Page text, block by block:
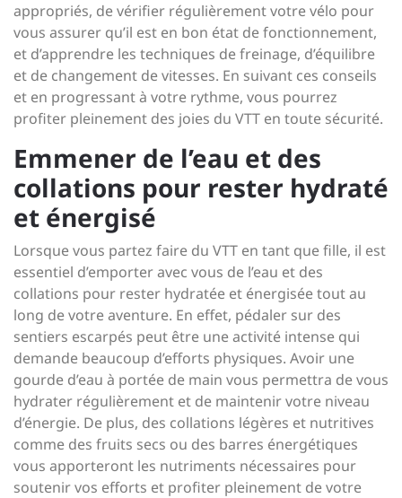
appropriés, de vérifier régulièrement votre vélo pour
vous assurer qu’il est en bon état de fonctionnement,
et d’apprendre les techniques de freinage, d’équilibre
et de changement de vitesses. En suivant ces conseils
et en progressant à votre rythme, vous pourrez
profiter pleinement des joies du VTT en toute sécurité.
Emmener de l’eau et des
collations pour rester hydraté
et énergisé
Lorsque vous partez faire du VTT en tant que fille, il est
essentiel d’emporter avec vous de l’eau et des
collations pour rester hydratée et énergisée tout au
long de votre aventure. En effet, pédaler sur des
sentiers escarpés peut être une activité intense qui
demande beaucoup d’efforts physiques. Avoir une
gourde d’eau à portée de main vous permettra de vous
hydrater régulièrement et de maintenir votre niveau
d’énergie. De plus, des collations légères et nutritives
comme des fruits secs ou des barres énergétiques
vous apporteront les nutriments nécessaires pour
soutenir vos efforts et profiter pleinement de votre